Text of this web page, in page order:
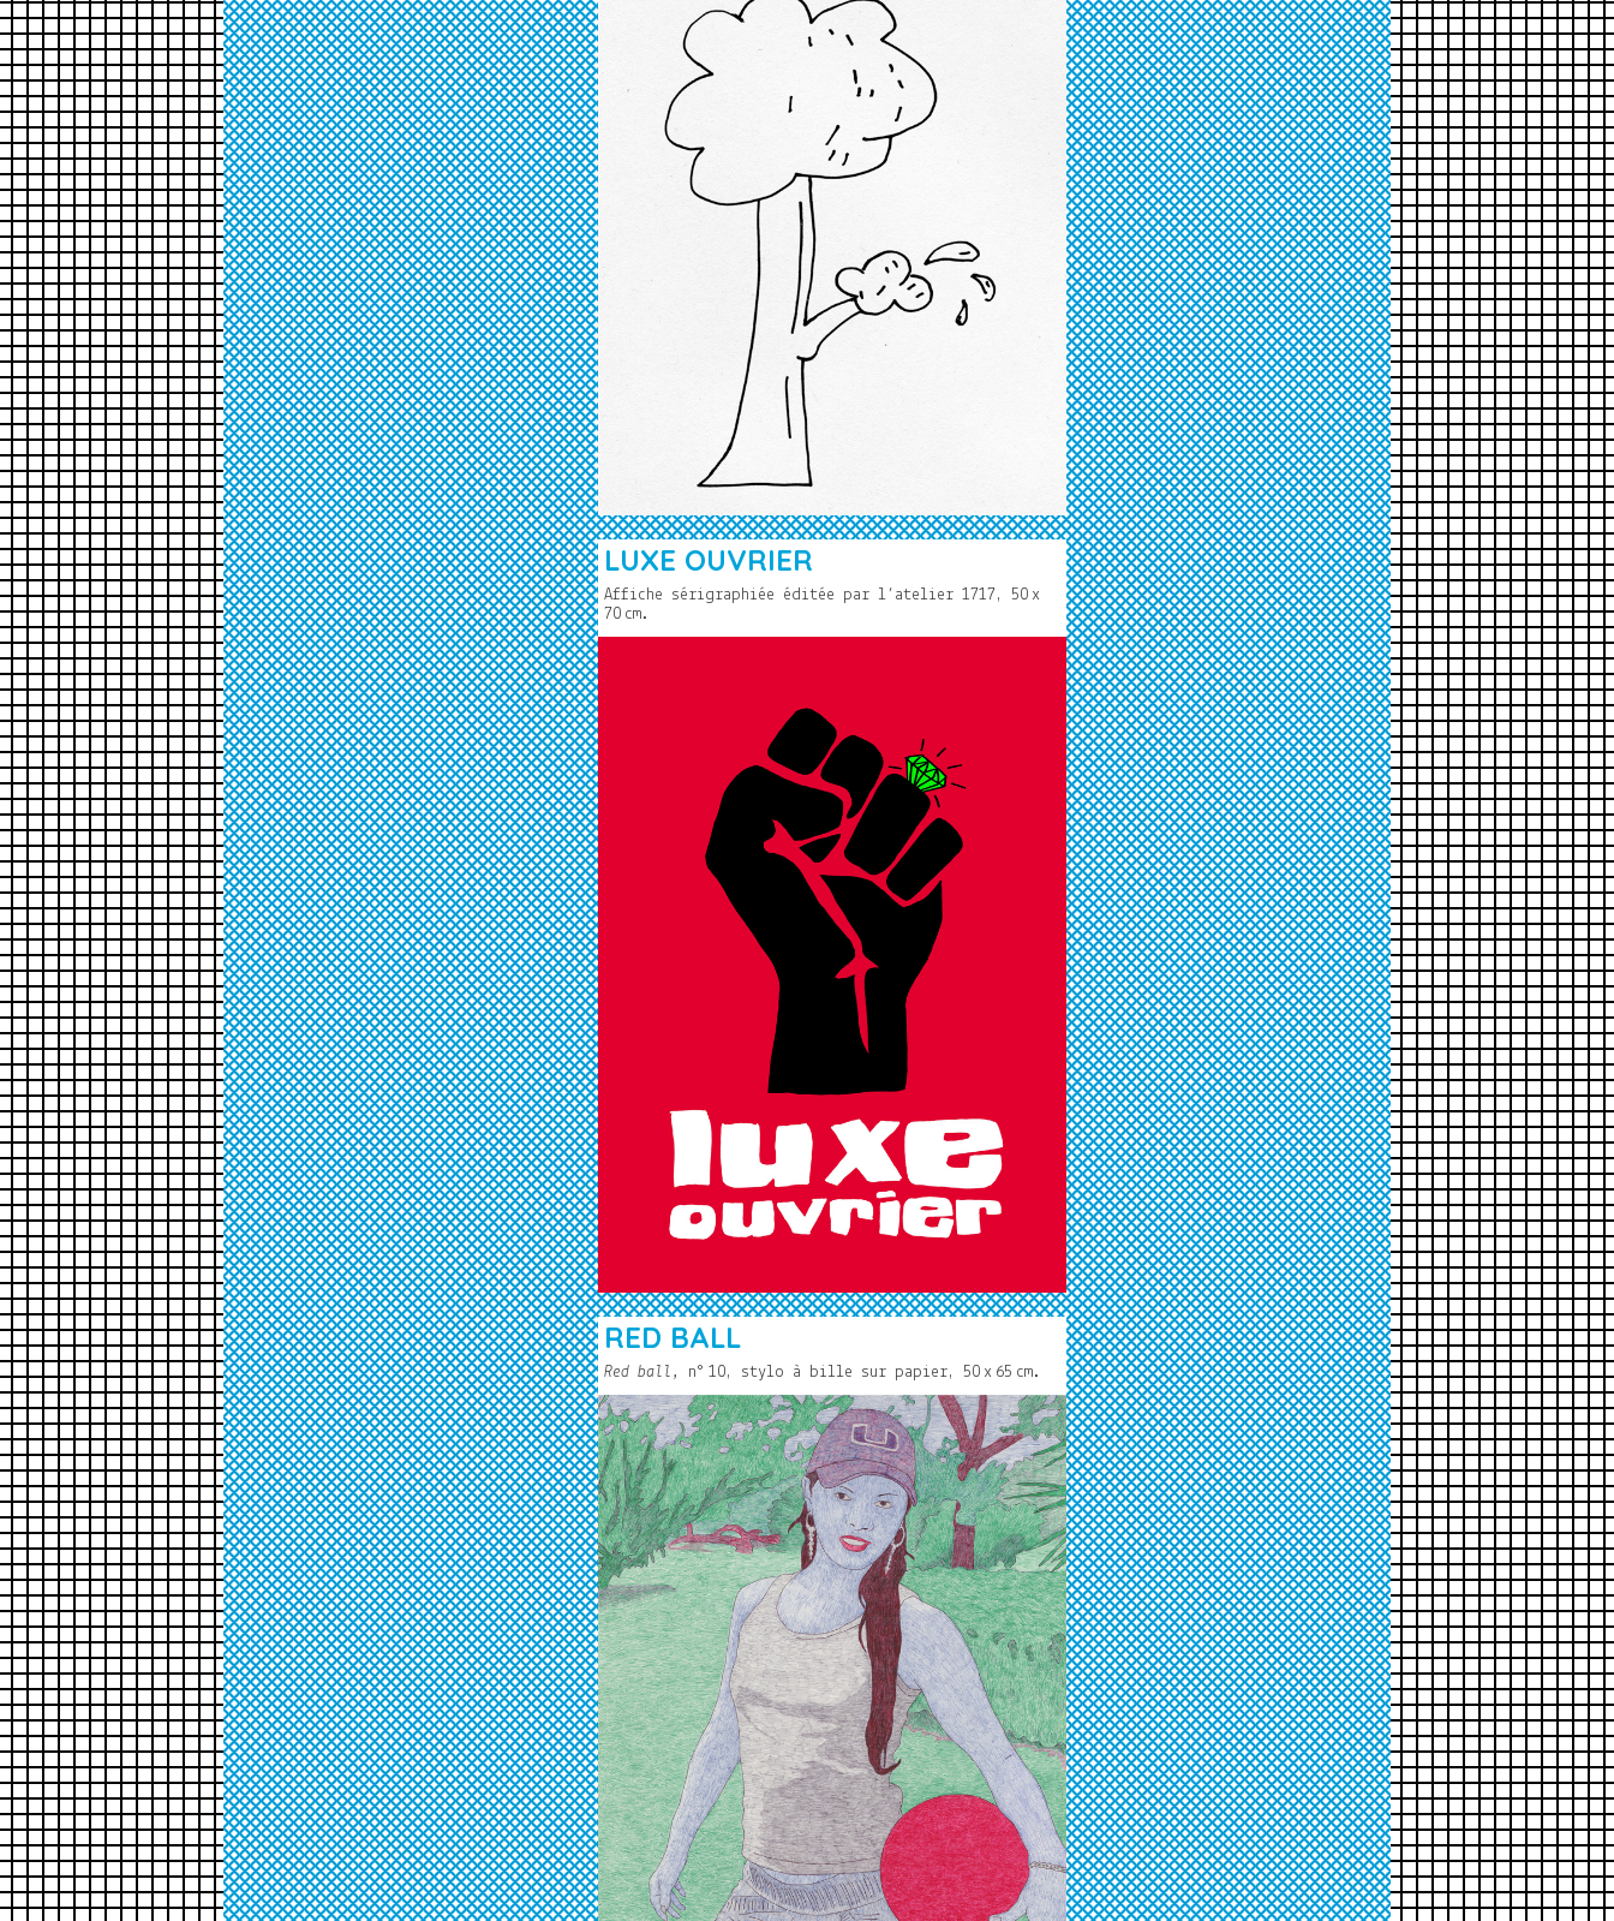
LUXE OUVRIER
Affiche sérigraphiée éditée par l’atelier 1717, 50 x
70 cm.
RED BALL
Red ball, n° 10, stylo à bille sur papier, 50 x 65 cm.